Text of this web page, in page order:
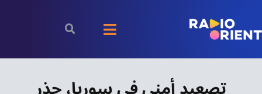
content
Toggle
Navigation